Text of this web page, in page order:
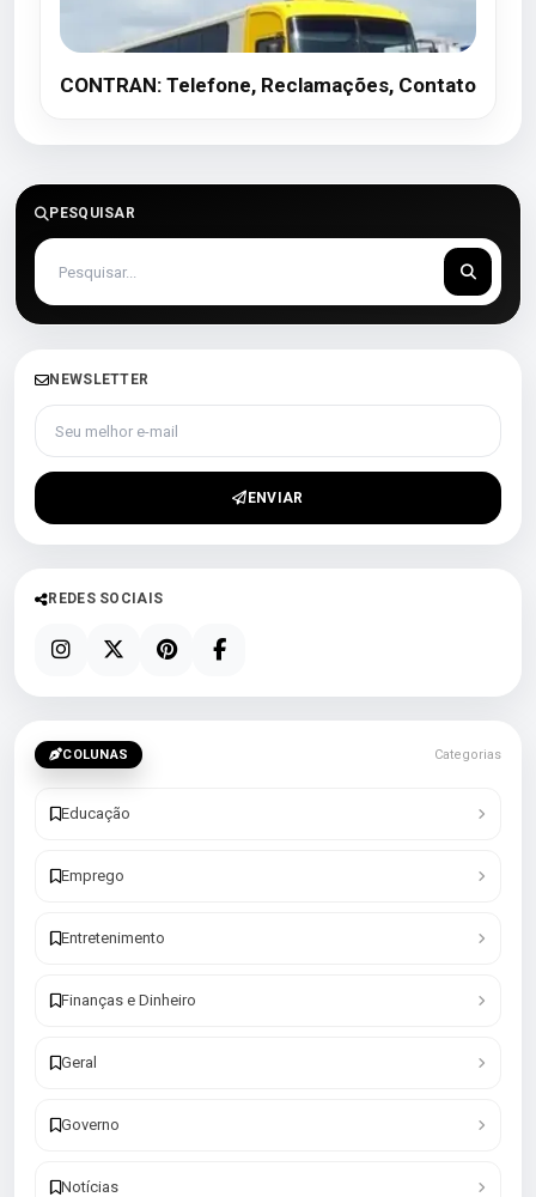
CONTRAN: Telefone, Reclamações, Contato
PESQUISAR
NEWSLETTER
Seu melhor e-mail
ENVIAR
REDES SOCIAIS
COLUNAS Categorias
Educação
Emprego
Entretenimento
Finanças e Dinheiro
Geral
Governo
Notícias